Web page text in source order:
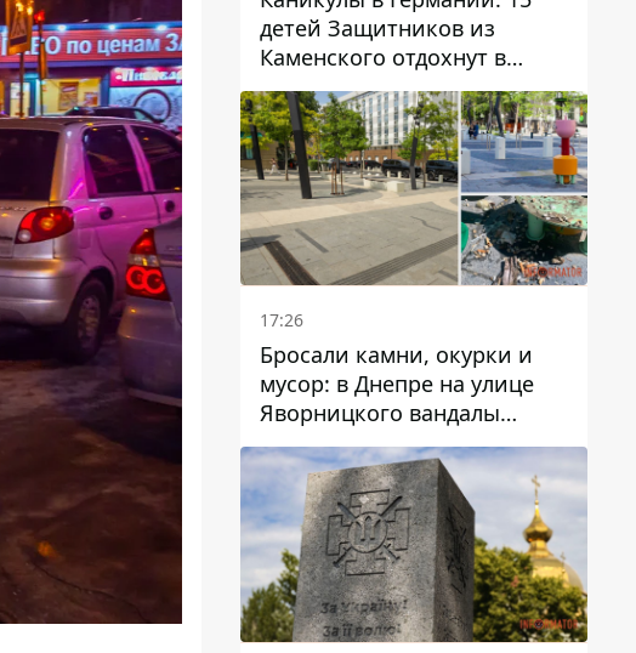
детей Защитников из
Каменского отдохнут в
Вуппертале
17:26
Бросали камни, окурки и
мусор: в Днепре на улице
Яворницкого вандалы
повредили питьевые
фонтаны